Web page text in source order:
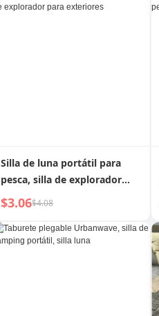
taburete de baño
Silla de luna portátil para
pesca, silla de explorador
para exteriores
$3.06$4.08